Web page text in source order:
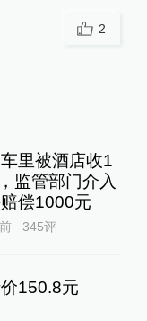
2
里被酒店收1
监管部门介入
偿1000元
345评
150.8元